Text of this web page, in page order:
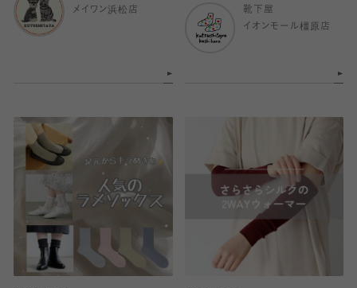
メイワン浜松店
靴下屋
イオンモール橿原店